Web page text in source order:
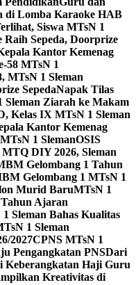
di Lomba Karaoke HAB
Siswa MTsN 1
Raih Sepeda, Doorprize
Kantor Kemenag
58 MTsN 1
MTsN 1 Sleman
SepedaNapak Tilas
Sleman Ziarah ke Makam
Kelas IX MTsN 1 Sleman
Kantor Kemenag
1 SlemanOSIS
DIY 2026, Sleman
Gelombang 1 Tahun
Gelombang 1 MTsN 1
Murid BaruMTsN 1
Ajaran
Sleman Bahas Kualitas
1 Sleman
2027CPNS MTsN 1
Pengangkatan PNSDari
Keberangkatan Haji Guru
Kreativitas di